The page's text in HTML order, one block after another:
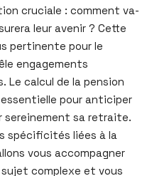
cruciale : comment va-
leur avenir ? Cette
pertinente pour le
engagements
Le calcul de la pension
pour anticiper
sa retraite.
spécificités liées à la
vous accompagner
complexe et vous